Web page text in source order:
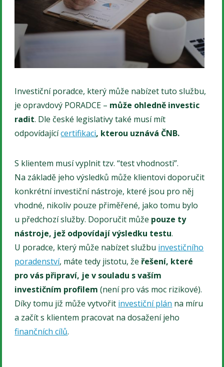
Investiční poradce, který může nabízet tuto službu,
je opravdový PORADCE – může ohledně investic
radit. Dle české legislativy také musí mít
odpovídajícícertifikaci, kterou uznává ČNB.
S klientem musí vyplnit tzv. “test vhodnosti”.
Na základě jeho výsledků může klientovi doporučit
konkrétní investiční nástroje, které jsou pro něj
vhodné, nikoliv pouze přiměřené, jako tomu bylo
u předchozí služby. Doporučit může pouze ty
nástroje, jež odpovídají výsledku testu.
U poradce, který může nabízet službu investičního
poradenství, máte tedy jistotu, že řešení, které
pro vás připraví, je v souladu s vaším
investičním profilem (není pro vás moc rizikové).
Díky tomu již může vytvořit investiční plán na míru
a začít s klientem pracovat na dosažení jeho
finančních cílů.